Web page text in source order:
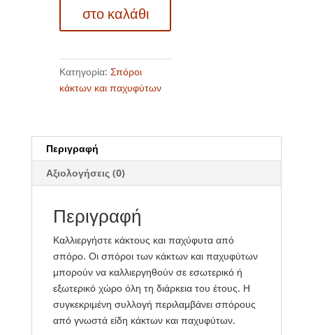
19421
ποσότητα
στο καλάθι
Κατηγορία: Σπόροι
κάκτων και παχυφύτων
Περιγραφή
Αξιολογήσεις (0)
Περιγραφή
Καλλιεργήστε κάκτους και παχύφυτα από
σπόρο. Οι σπόροι των κάκτων και παχυφύτων
μπορούν να καλλιεργηθούν σε εσωτερικό ή
εξωτερικό χώρο όλη τη διάρκεια του έτους. Η
συγκεκριμένη συλλογή περιλαμβάνει σπόρους
από γνωστά είδη κάκτων και παχυφύτων.